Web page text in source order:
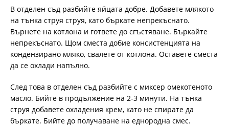
В отделен съд разбийте яйцата добре. Добавете млякото
на тънка струя струя, като бъркате непрекъснато.
Върнете на котлона и гответе до сгъстяване. Бъркайте
непрекъснато. Щом сместа добие консистенцията на
кондензирано мляко, свалете от котлона. Оставете сместа
да се охлади напълно.
След това в отделен съд разбийте с миксер омекотеното
масло. Бийте в продължение на 2-3 минути. На тънка
струя добавете охладения крем, като не спирате да
бъркате. Бийте до получаване на еднородна смес.